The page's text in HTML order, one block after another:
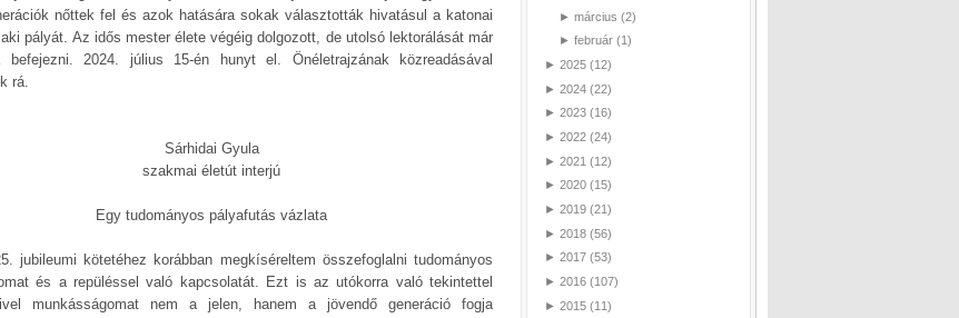
nőttek fel és azok hatására sokak választották hivatásul a katonai
pályát. Az idős mester élete végéig dolgozott, de utolsó lektorálását már
befejezni. 2024. július 15-én hunyt el. Önéletrajzának közreadásával
rá.
Sárhidai Gyula
szakmai életút interjú
Egy tudományos pályafutás vázlata
jubileumi kötetéhez korábban megkíséreltem összefoglalni tudományos
és a repüléssel való kapcsolatát. Ezt is az utókorra való tekintettel
munkásságomat nem a jelen, hanem a jövendő generáció fogja
► március (2)
► február (1)
► 2025 (12)
► 2024 (22)
► 2023 (16)
► 2022 (24)
► 2021 (12)
► 2020 (15)
► 2019 (21)
► 2018 (56)
► 2017 (53)
► 2016 (107)
► 2015 (11)